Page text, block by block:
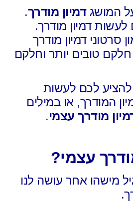
המושגדמיון מודרך.
לעשות דמיון מודרך.
דמיון מודרך
חלקם טובים יותר וחלקם
להציע לכם לעשות
המודרך, או במילים
מודרך עצמי.
עצמי?
מישהו אחר עושה לנו